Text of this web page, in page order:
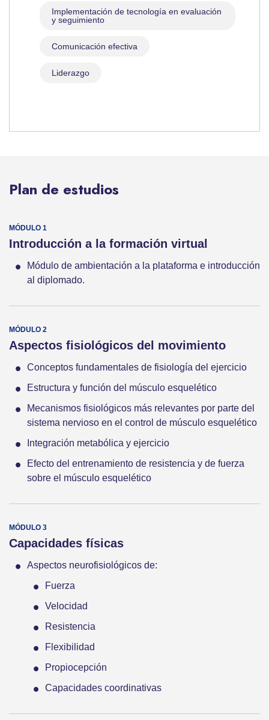
Implementación de tecnología en evaluación
y seguimiento
Comunicación efectiva
Liderazgo
Plan de estudios
Introducción a la formación virtual
Módulo de ambientación a la plataforma e introducción
al diplomado.
Aspectos fisiológicos del movimiento
Conceptos fundamentales de fisiología del ejercicio
Estructura y función del músculo esquelético
Mecanismos fisiológicos más relevantes por parte del
sistema nervioso en el control de músculo esquelético
Integración metabólica y ejercicio
Efecto del entrenamiento de resistencia y de fuerza
sobre el músculo esquelético
Capacidades físicas
Aspectos neurofisiológicos de:
Fuerza
Velocidad
Resistencia
Flexibilidad
Propiocepción
Capacidades coordinativas